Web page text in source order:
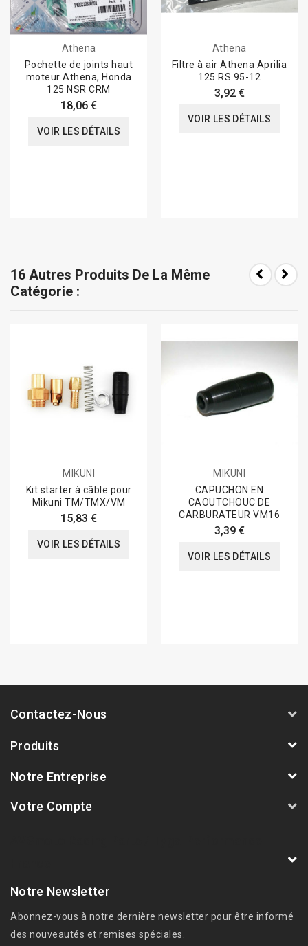
Athena
Pochette de joints haut
moteur Athena, Honda
125 NSR CRM
18,06 €
VOIR LES DÉTAILS
Athena
Filtre à air Athena Aprilia
125 RS 95-12
3,92 €
VOIR LES DÉTAILS
16 Autres Produits De La Même
Catégorie :
MIKUNI
Kit starter à câble pour
Mikuni TM/TMX/VM
15,83 €
VOIR LES DÉTAILS
MIKUNI
CAPUCHON EN
CAOUTCHOUC DE
CARBURATEUR VM16
3,39 €
VOIR LES DÉTAILS
Contactez-Nous
Produits
Notre Entreprise
Votre Compte
Notre Newsletter
Abonnez-vous à notre dernière newsletter pour être informé
des nouveautés et remises spéciales.